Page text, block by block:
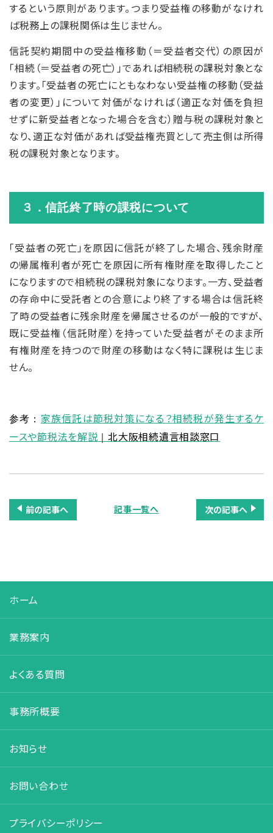
するという原則があります。つまり受益権の移動がなけれ
ば税務上の課税関係は生じません。
信託契約期間中の受益権移動（＝受益者交代）の原因が
「相続（＝受益者の死亡）」であれば相続税の課税対象とな
ります。「受益者の死亡にともなわない受益権の移動（受益
者の変更）」について対価がなければ（適正な対価を負担
せずに新受益者となった場合を含む）贈与税の課税対象と
なり、適正な対価があれば受益権売買として売主側は所得
税の課税対象となります。
３．信託終了時の課税について
「受益者の死亡」を原因に信託が終了した場合、残余財産
の帰属権利者が死亡を原因に所有権財産を取得したこと
になりますので相続税の課税対象になります。一方、受益者
の存命中に受託者との合意により終了する場合は信託終
了時の受益者に残余財産を帰属させるのが一般的ですが、
既に受益権（信託財産）を持っていた受益者がそのまま所
有権財産を持つので財産の移動はなく特に課税は生じま
せん。
参考： 家族信託は節税対策になる？相続税が発生するケ
ースや節税法を解説 ｜北大阪相続遺言相談窓口
前の記事へ 記事一覧へ 次の記事へ
ホーム
業務案内
よくある質問
事務所概要
お知らせ
お問い合わせ
プライバシーポリシー